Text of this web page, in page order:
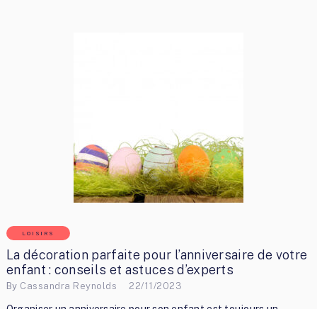
LOISIRS
La décoration parfaite pour l’anniversaire de votre
enfant : conseils et astuces d’experts
By Cassandra Reynolds 22/11/2023